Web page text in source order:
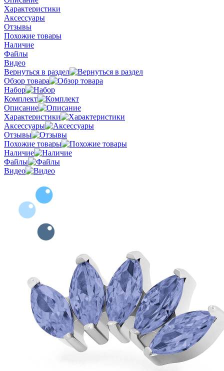
Характеристики
Аксессуары
Отзывы
Похожие товары
Наличие
Файлы
Видео
Вернуться в раздел
Обзор товара
Набор
Комплект
Описание
Характеристики
Аксессуары
Отзывы
Похожие товары
Наличие
Файлы
Видео